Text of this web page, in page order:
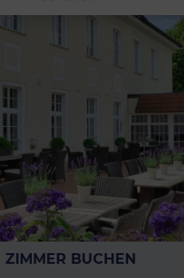
ZIMMER BUCHEN